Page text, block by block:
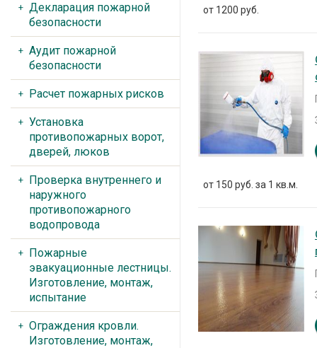
от 1200 руб.
от 150 руб. за 1 кв.м.
Декларация пожарной
безопасности
Аудит пожарной
безопасности
Расчет пожарных рисков
Установка
противопожарных ворот,
дверей, люков
Проверка внутреннего и
наружного
противопожарного
водопровода
Пожарные
эвакуационные лестницы.
Изготовление, монтаж,
испытание
Ограждения кровли.
Изготовление, монтаж,